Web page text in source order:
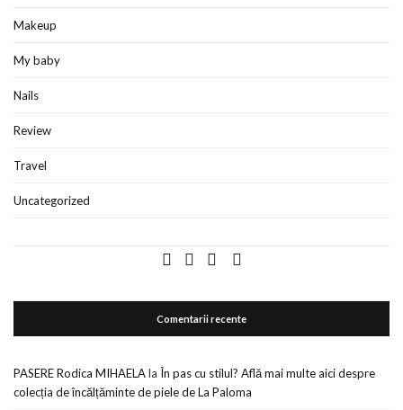
Makeup
My baby
Nails
Review
Travel
Uncategorized
Comentarii recente
PASERE Rodica MIHAELAla În pas cu stilul? Află mai multe aici despre
colecția de încălțăminte de piele de La Paloma